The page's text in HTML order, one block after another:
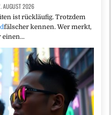
AUGUST 2026
ist rückläufig. Trotzdem
fälscher kennen. Wer merkt,
einen…